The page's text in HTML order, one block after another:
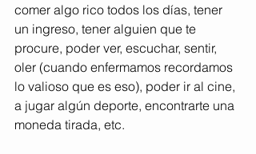
comer algo rico todos los días, tener
un ingreso, tener alguien que te
procure, poder ver, escuchar, sentir,
oler (cuando enfermamos recordamos
lo valioso que es eso), poder ir al cine,
a jugar algún deporte, encontrarte una
moneda tirada, etc.